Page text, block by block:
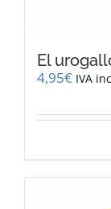
El
4,95€ IVA